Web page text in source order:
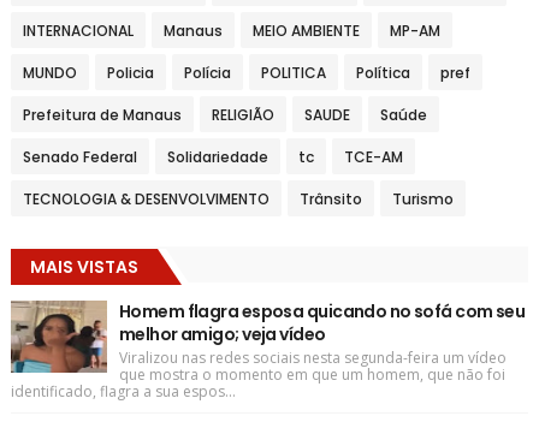
INTERNACIONAL Manaus MEIO AMBIENTE MP-AM
MUNDO Policia Polícia POLITICA Política pref
Prefeitura de Manaus RELIGIÃO SAUDE Saúde
Senado Federal Solidariedade tc TCE-AM
TECNOLOGIA & DESENVOLVIMENTO Trânsito Turismo
MAIS VISTAS
Homem flagra esposa quicando no sofá com seu
melhor amigo; veja vídeo
Viralizou nas redes sociais nesta segunda-feira um vídeo
que mostra o momento em que um homem, que não foi
identificado, flagra a sua espos...